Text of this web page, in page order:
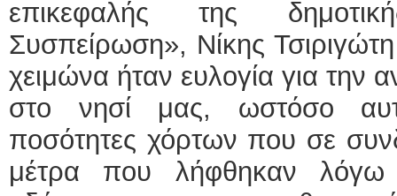
επικεφαλής της
Συσπείρωση», Νίκης Τσιριγώτη
χειμώνα ήταν ευλογία για την
στο νησί μας, ωστόσο
ποσότητες χόρτων που σε
μέτρα που λήφθηκαν